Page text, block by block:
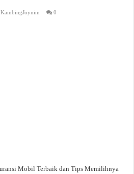
0
Mobil Terbaik dan Tips Memilihnya